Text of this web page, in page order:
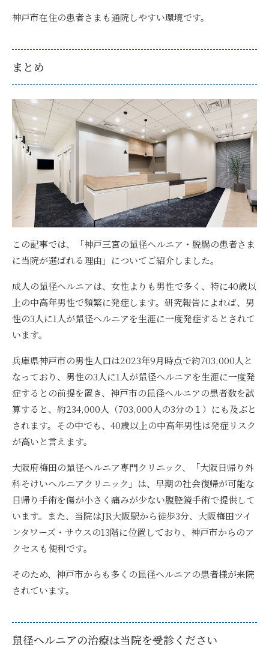
神戸市在住の患者さまも通院しやすい環境です。
まとめ
この記事では、「神戸三宮の鼠径ヘルニア・脱腸の患者さま
に当院が選ばれる理由」についてご紹介しました。
成人の鼠径ヘルニアは、女性よりも男性で多く、特に40歳以
上の中高年男性で頻繁に発症します。研究報告によれば、 男
性の3人に1人が鼠径ヘルニアを生涯に一度発症する とされて
います。
兵庫県神戸市の男性人口は2023年9月時点で約703,000人と
なっており、男性の3人に1人が鼠径ヘルニアを生涯に一度発
症するとの前提を置き、 神戸市の鼠径ヘルニアの患者数を試
算すると、約234,000人（703,000人の3分の１）にも及ぶと
されます。その中でも、40歳以上の中高年男性は発症リスク
が高いと言えます。
大阪府梅田の鼠径ヘルニア専門クリニック、
「大阪日帰り外
科そけいヘルニアクリニック」は、早期の社会復帰が可能な
日帰り手術を傷が小さく痛みが少ない腹腔鏡手術で提供して
います。また、当院はJR大阪駅から徒歩3分、大阪梅田ツイ
ンタワーズ・サウスの13階に位置しており、神戸市からのア
クセスも便利です。
そのため、神戸市からも多くの鼠径ヘルニアの患者様が来院
されています。
鼠径ヘルニアの治療は当院を受診ください